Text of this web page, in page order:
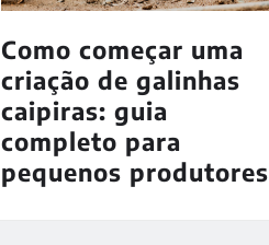
Como começar uma
criação de galinhas
caipiras: guia
completo para
pequenos produtores